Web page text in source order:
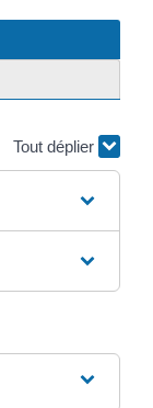
Tout déplier